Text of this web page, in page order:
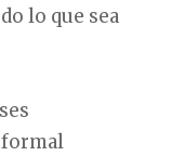
lo que sea
formal